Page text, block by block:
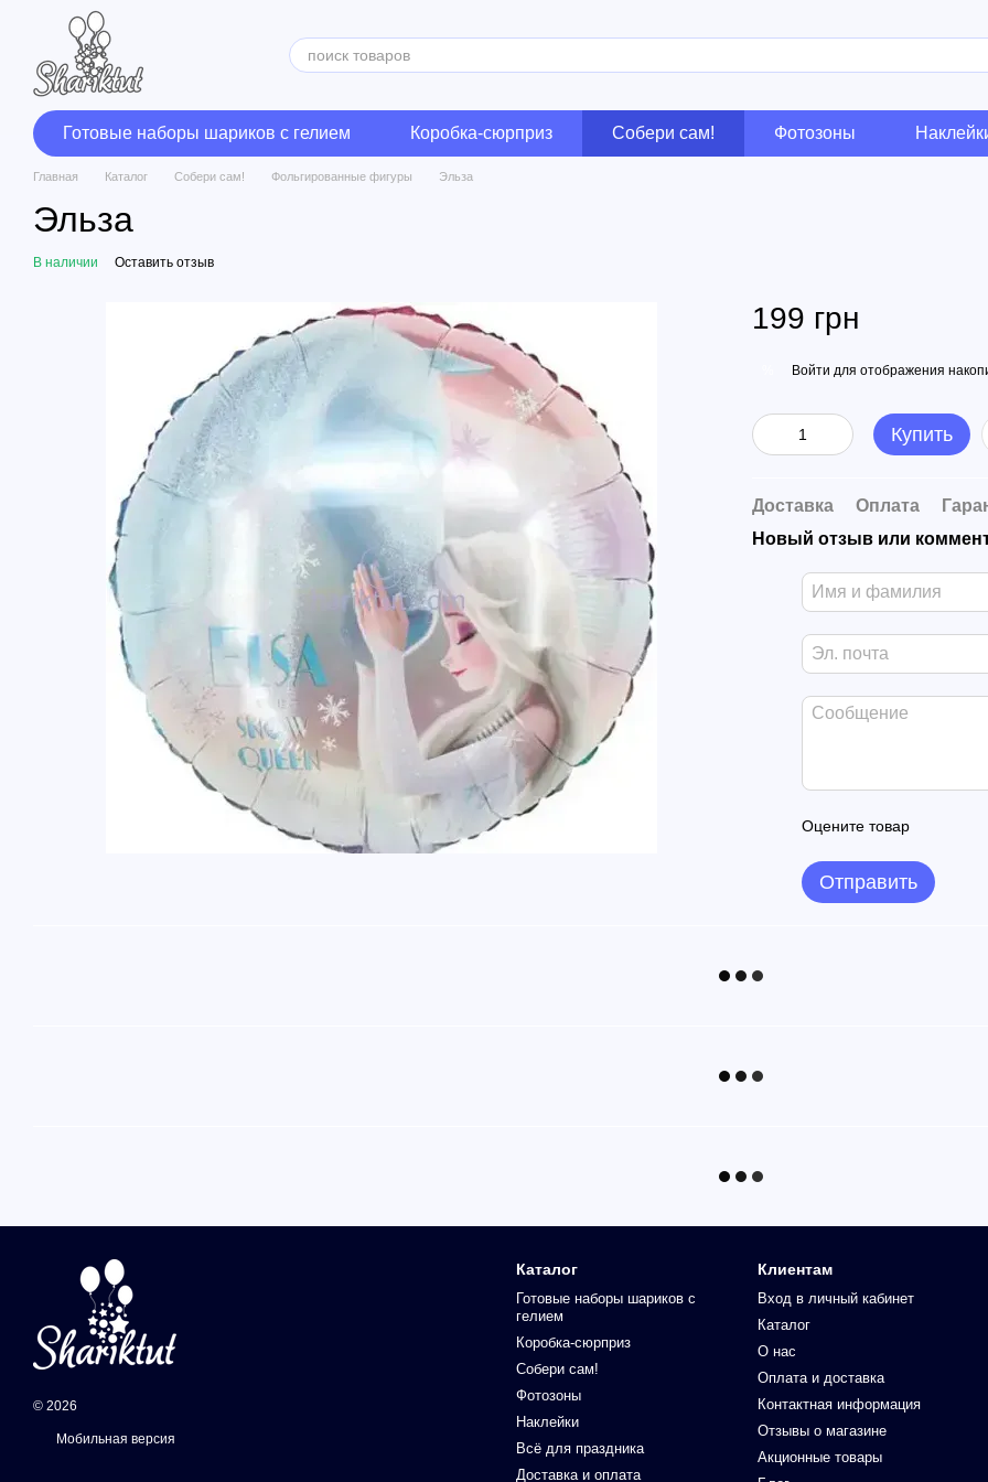
Перейти к основному контенту
Готовые наборы шариков с гелием Коробка-сюрприз Собери сам! Фотозоны
Главная Каталог Собери сам! Фольгированные фигуры Эльза
Эльза
В наличии Оставить отзыв
199 грн
Войти для отображения
Купить
Доставка Оплата
Новый отзыв или
Оцените товар
Отправить
© 2026
Мобильная версия
Каталог
Готовые наборы шариков с
гелием
Коробка-сюрприз
Собери сам!
Фотозоны
Наклейки
Всё для праздника
Доставка и оплата
Клиентам
Вход в личный кабинет
Каталог
О нас
Оплата и доставка
Контактная информация
Отзывы о магазине
Акционные товары